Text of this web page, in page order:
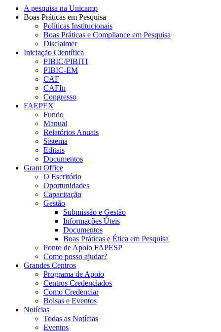
A pesquisa na Unicamp
Boas Práticas em Pesquisa
Políticas Institucionais
Boas Práticas e Compliance em Pesquisa
Disclaimer
Iniciação Científica
PIBIC/PIBITI
PIBIC-EM
CAF
CAFIn
Congresso
FAEPEX
Fundo
Manual
Relatórios Anuais
Sistema
Editais
Documentos
Grant Office
O Escritório
Oportunidades
Capacitação
Gestão
Submissão e Gestão
Informações Úteis
Documentos
Boas Práticas e Ética em Pesquisa
Ponto de Apoio FAPESP
Como posso ajudar?
Grandes Centros
Programa de Apoio
Centros Credenciados
Como Credenciar
Bolsas e Eventos
Notícias
Todas as Notícias
Eventos